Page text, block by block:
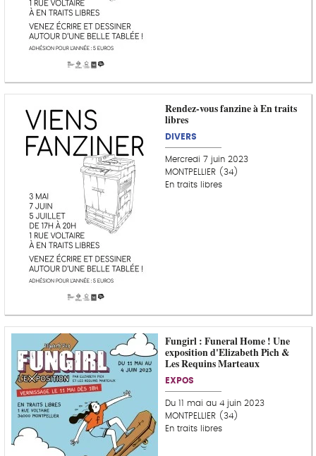
Rendez-vous fanzine à En traits
libres
DIVERS
Mercredi 7 juin 2023
MONTPELLIER (34)
En traits libres
Fungirl : Funeral Home ! Une
exposition d'Elizabeth Pich &
Les Requins Marteaux
EXPOS
Du 11 mai au 4 juin 2023
MONTPELLIER (34)
En traits libres